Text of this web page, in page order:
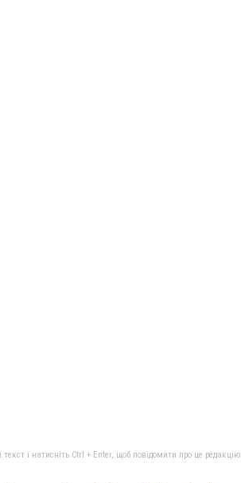
і натисніть Ctrl + Enter, щоб повідомити про це редакцію